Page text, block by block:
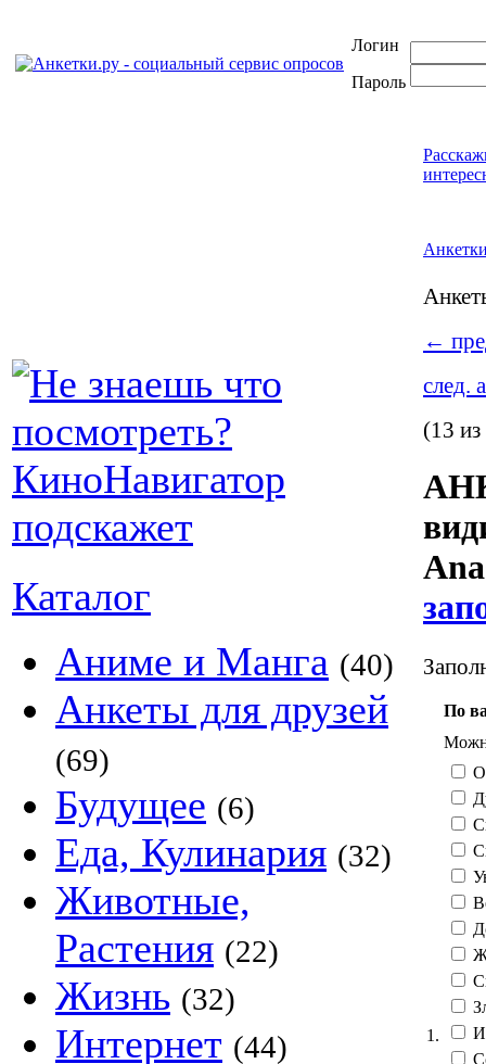
Логин
Пароль
Каталог
Аниме и Манга (40)
Анкеты для друзей
(69)
Будущее (6)
Еда, Кулинария (32)
Животные,
Растения (22)
Жизнь (32)
Интернет (44)
←
след.
(13
1.
По